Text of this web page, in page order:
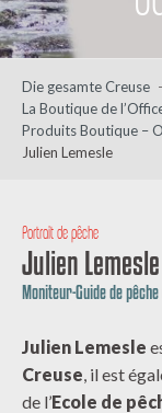
Die gesamte Creuse
La Boutique de
Produits Boutique –
Julien Lemesle
Portrait de pêche
Julien Lemesle
Moniteur-Guide de
Julien Lemesle
Creuse, il est
de l’Ecole de